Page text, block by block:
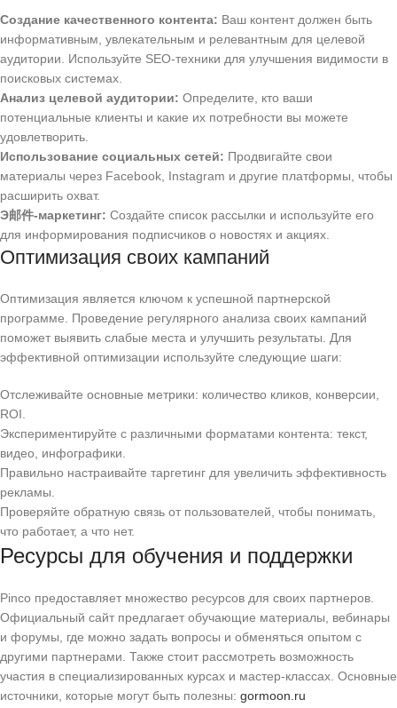
Создание качественного контента: Ваш контент должен быть
информативным, увлекательным и релевантным для целевой
аудитории. Используйте SEO-техники для улучшения видимости в
поисковых системах.
Анализ целевой аудитории: Определите, кто ваши
потенциальные клиенты и какие их потребности вы можете
удовлетворить.
Использование социальных сетей: Продвигайте свои
материалы через Facebook, Instagram и другие платформы, чтобы
расширить охват.
Э邮件-маркетинг: Создайте список рассылки и используйте его
для информирования подписчиков о новостях и акциях.
Оптимизация своих кампаний
Оптимизация является ключом к успешной партнерской
программе. Проведение регулярного анализа своих кампаний
поможет выявить слабые места и улучшить результаты. Для
эффективной оптимизации используйте следующие шаги:
Отслеживайте основные метрики: количество кликов, конверсии,
ROI.
Экспериментируйте с различными форматами контента: текст,
видео, инфографики.
Правильно настраивайте таргетинг для увеличить эффективность
рекламы.
Проверяйте обратную связь от пользователей, чтобы понимать,
что работает, а что нет.
Ресурсы для обучения и поддержки
Pinco предоставляет множество ресурсов для своих партнеров.
Официальный сайт предлагает обучающие материалы, вебинары
и форумы, где можно задать вопросы и обменяться опытом с
другими партнерами. Также стоит рассмотреть возможность
участия в специализированных курсах и мастер-классах. Основные
источники, которые могут быть полезны: gormoon.ru